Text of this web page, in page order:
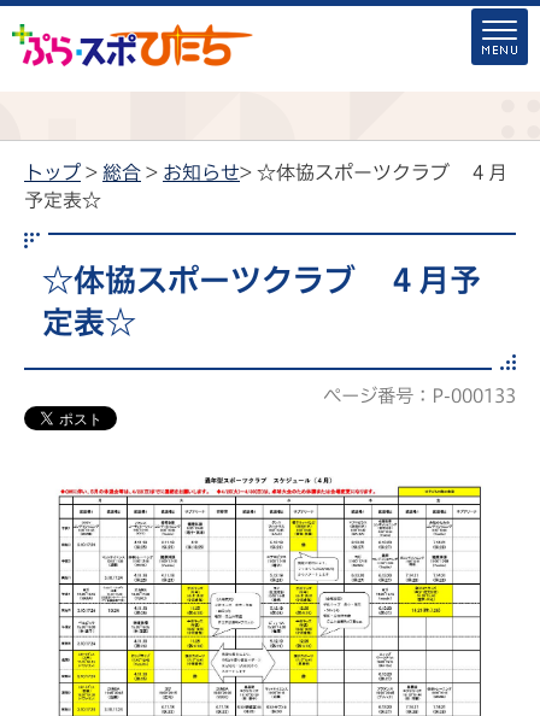
トップ > 総合 > お知らせ> ☆体協スポーツクラブ ４月
予定表☆
☆体協スポーツクラブ ４月予
定表☆
ページ番号：P-000133